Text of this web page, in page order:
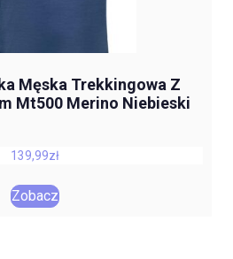
Męska Trekkingowa Z
Mt500 Merino Niebieski
139,99zł
Zobacz